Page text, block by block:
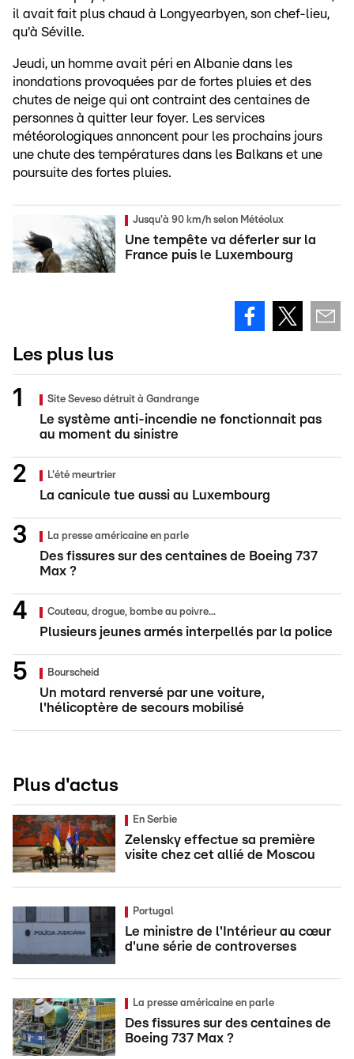
il avait fait plus chaud à Longyearbyen, son chef-lieu,
qu'à Séville.
Jeudi, un homme avait péri en Albanie dans les
inondations provoquées par de fortes pluies et des
chutes de neige qui ont contraint des centaines de
personnes à quitter leur foyer. Les services
météorologiques annoncent pour les prochains jours
une chute des températures dans les Balkans et une
poursuite des fortes pluies.
Jusqu'à 90 km/h selon Météolux
Une tempête va déferler sur la
France puis le Luxembourg
Les plus lus
Site Seveso détruit à Gandrange
Le système anti-incendie ne fonctionnait pas
au moment du sinistre
L'été meurtrier
La canicule tue aussi au Luxembourg
La presse américaine en parle
Des fissures sur des centaines de Boeing 737
Max ?
Couteau, drogue, bombe au poivre...
Plusieurs jeunes armés interpellés par la police
Bourscheid
Un motard renversé par une voiture,
l'hélicoptère de secours mobilisé
Plus d'actus
En Serbie
Zelensky effectue sa première
visite chez cet allié de Moscou
Portugal
Le ministre de l'Intérieur au cœur
d'une série de controverses
La presse américaine en parle
Des fissures sur des centaines de
Boeing 737 Max ?